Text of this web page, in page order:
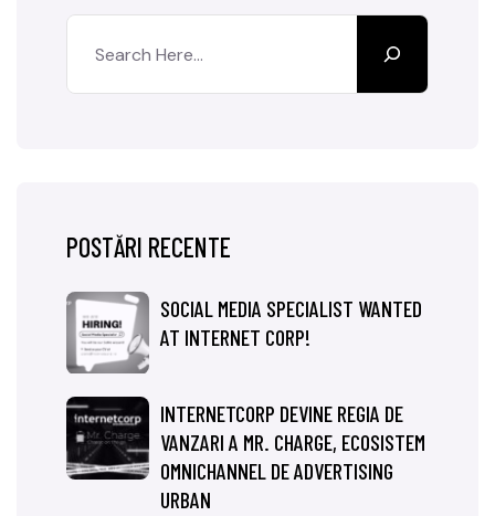
POSTĂRI RECENTE
SOCIAL MEDIA SPECIALIST WANTED
AT INTERNET CORP!
INTERNETCORP DEVINE REGIA DE
VANZARI A MR. CHARGE, ECOSISTEM
OMNICHANNEL DE ADVERTISING
URBAN